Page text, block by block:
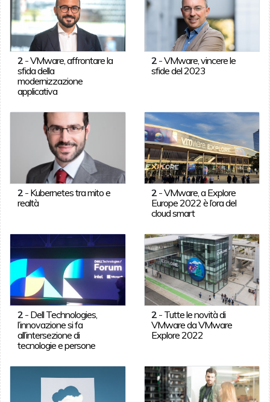
2-VMware, affrontare la
sfida della
modernizzazione
applicativa
2 -VMware, vincere le
sfide del 2023
2- Kubernetes tra mito e
realtà
2 -VMware, a Explore
Europe 2022 è l’ora del
cloud smart
2- Dell Technologies,
l’innovazione si fa
all’intersezione di
tecnologie e persone
2 - Tutte le novità di
VMware da VMware
Explore 2022